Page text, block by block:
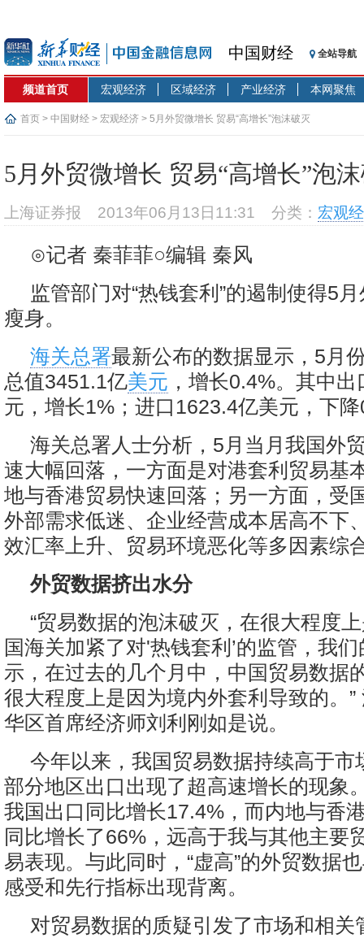
中国财经 全站导航
频道首页 宏观经济 区域经济 产业经济 本网聚焦
首页 > 中国财经 > 宏观经济 > 5月外贸微增长 贸易“高增长”泡沫破灭
5月外贸微增长 贸易“高增长”泡
上海证券报 2013年06月13日11:31 分类： 宏观
⊙记者 秦菲菲○编辑 秦风
监管部门对“热钱套利”的遏制使得5
瘦身。
海关总署最新公布的数据显示，5月
总值3451.1亿美元 ，增长0.4%。其中
元，增长1%；进口1623.4亿美元，下
海关总署人士分析，5月当月我国外
速大幅回落，一方面是对港套利贸易基
地与香港贸易快速回落；另一方面，受
外部需求低迷、企业经营成本居高不下
效汇率上升、贸易环境恶化等多因素综
外贸数据挤出水分
“贸易数据的泡沫破灭，在很大程度
国海关加紧了对'热钱套利’的监管，我
示，在过去的几个月中，中国贸易数据
很大程度上是因为境内外套利导致的。
华区首席经济师刘利刚如是说。
今年以来，我国贸易数据持续高于市
部分地区出口出现了超高速增长的现象
我国出口同比增长17.4%，而内地与香
同比增长了66%，远高于我与其他主要
易表现。与此同时，“虚高”的外贸数据
感受和先行指标出现背离。
对贸易数据的质疑引发了市场和相关